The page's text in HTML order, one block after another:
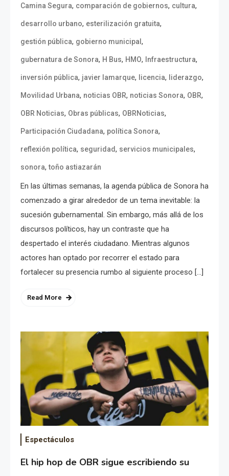
Camina Segura, comparación de gobiernos, cultura,
desarrollo urbano, esterilización gratuita,
gestión pública, gobierno municipal,
gubernatura de Sonora, H Bus, HMO, Infraestructura,
inversión pública, javier lamarque, licencia, liderazgo,
Movilidad Urbana, noticias OBR, noticias Sonora, OBR,
OBR Noticias, Obras públicas, OBRNoticias,
Participación Ciudadana, política Sonora,
reflexión política, seguridad, servicios municipales,
sonora,toño astiazarán
En las últimas semanas, la agenda pública de Sonora ha
comenzado a girar alrededor de un tema inevitable: la
sucesión gubernamental. Sin embargo, más allá de los
discursos políticos, hay un contraste que ha
despertado el interés ciudadano. Mientras algunos
actores han optado por recorrer el estado para
fortalecer su presencia rumbo al siguiente proceso […]
Read More
Espectáculos
El hip hop de OBR sigue escribiendo su